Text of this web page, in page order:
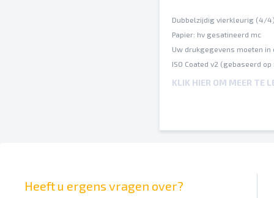
Dubbelzijdig vierkleurig (4/
Papier: hv gesatineerd mc
Uw drukgegevens moeten in
ISO Coated v2 (gebaseerd op
Een inktbezetting van
KLIK HIER OM MEER TE
Heeft u ergens vragen over?